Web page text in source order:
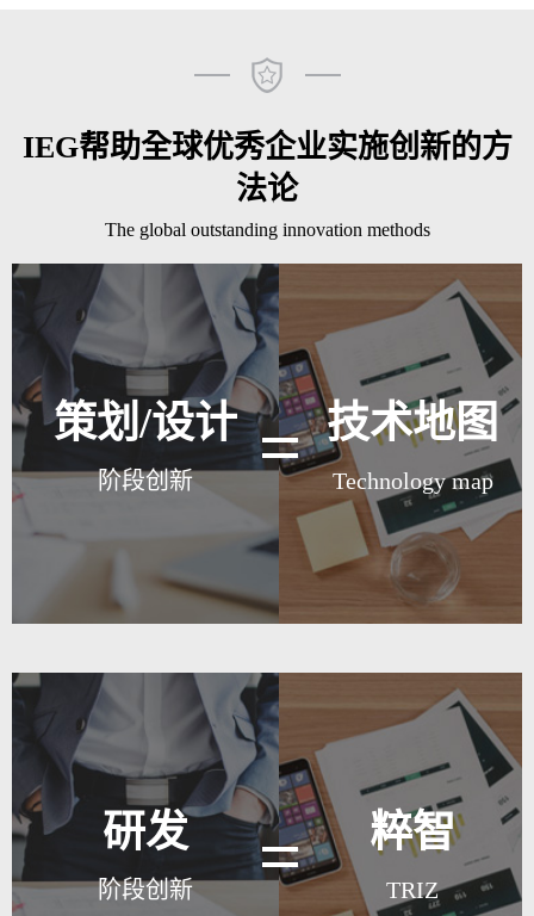
IEG帮助全球优秀企业实施创新的方
法论
The global outstanding innovation methods
策划/设计
阶段创新
产品灵魂阶段
当所有人都认为生活就该那样
了,设计师出现了.
当所有人都在循规蹈矩的时
候,创新出现了.
技术地图
Technology map
技术路线图创新方法：
• 指引技术与市场趋势.
• 预测未来5-10年技术发展趋
势,针对不同技术与市场走势,
制定产品未来3-5年战略.
• 领先竞争者进行产品与技术
的布局,得以立于优势的竞争
地位.
研发
阶段创新
粹智
TRIZ